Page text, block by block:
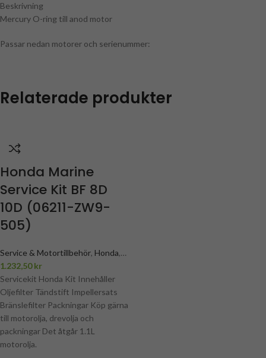
Beskrivning
Mercury O-ring till anod motor
Passar nedan motorer och serienummer:
Relaterade produkter
Honda Marine
Service Kit BF 8D
10D (06211-ZW9-
505)
Service & Motortillbehör, Honda,
Honda BF8D, BF10D servicedelar
Honda reservdelar & tillbehör
(Sorterat efter produkt), Honda
servicekits
1.232,50kr
Servicekit Honda Kit Innehåller
Oljefilter Tändstift Impellersats
Bränslefilter Packningar Köp gärna
till motorolja, drevolja och
packningar Det åtgår 1.1L
motorolja.